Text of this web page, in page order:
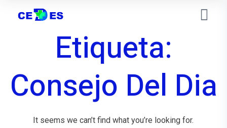
Etiqueta:
Consejo Del Dia
It seems we can’t find what you’re looking for.